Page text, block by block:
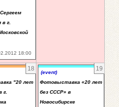
в г.
18:00
18
"20 лет
г.
19
(event)
Фотовыставка «20 лет
без СССР» в
Новосибирске